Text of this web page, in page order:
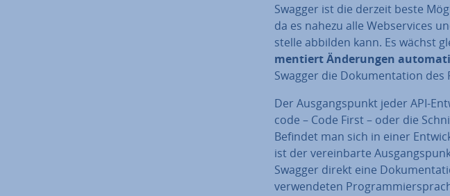
Swagger ist die derzeit beste
da es nahezu alle Web­ser­vices
stel­le abbilden kann. Es wächst
men­tiert Än­de­run­gen
Swagger die Do­ku­men­ta­ti­on des
Der Aus­gangs­punkt jeder API-
code – Code First – oder die
Befindet man sich in einer
ist der ver­ein­bar­te
Swagger direkt eine
ver­wen­de­ten